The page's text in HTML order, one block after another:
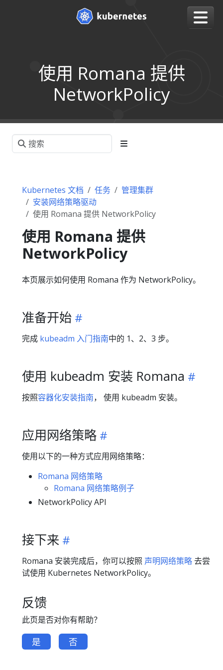
使用 Romana 提供
NetworkPolicy
Kubernetes 文档 任务
管理集群
安装网络策略驱动
使用 Romana 提供 NetworkPolicy
使用 Romana 提供
NetworkPolicy
本页展示如何使用 Romana 作为 NetworkPolicy。
准备开始
完成 kubeadm 入门指南中的 1、2、3 步。
使用 kubeadm 安装 Romana
按照容器化安装指南， 使用 kubeadm 安装。
应用网络策略
使用以下的一种方式应用网络策略：
Romana 网络策略
Romana 网络策略例子
NetworkPolicy API
接下来
Romana 安装完成后，你可以按照 声明网络策略去尝
试使用 Kubernetes NetworkPolicy。
反馈
此页是否对你有帮助？
是 否